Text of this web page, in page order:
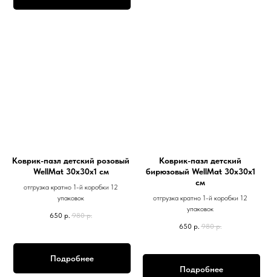
Коврик-пазл детский розовый
WellMat 30х30х1 см
отгрузка кратно 1-й коробки 12
упаковок
650 р. 980 р.
Подробнее
Коврик-пазл детский
бирюзовый WellMat 30х30х1
см
отгрузка кратно 1-й коробки 12
упаковок
650 р. 980 р.
Подробнее